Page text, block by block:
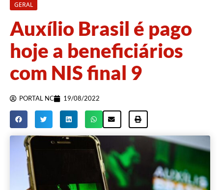
GERAL
Auxílio Brasil é pago
hoje a beneficiários
com NIS final 9
PORTAL NC 19/08/2022